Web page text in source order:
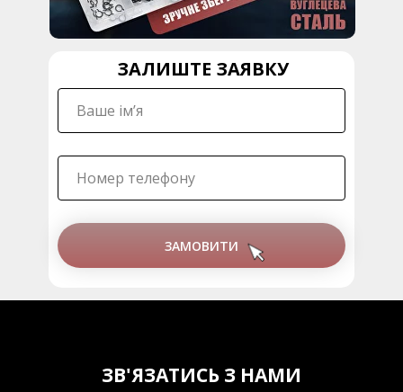
ЗАМОВИТИ
ЗАЛИШТЕ ЗАЯВКУ
ЗВ'ЯЗАТИСЬ З НАМИ